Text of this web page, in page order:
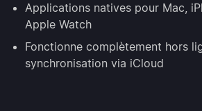
Applications natives pour Mac,
Apple Watch
Fonctionne complètement hors
synchronisation via iCloud